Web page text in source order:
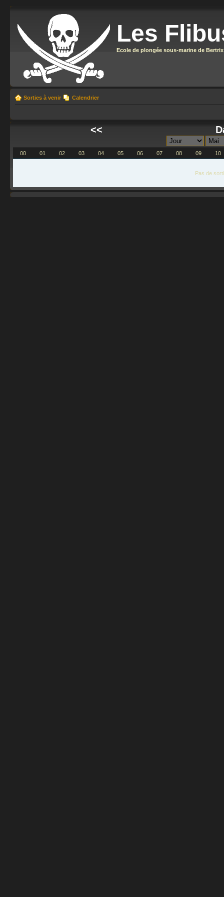
Les
Ecole de plongée sous-marine de Bertrix
Sorties à venir Calendrier
<<
00 01 02 03 04 05 06 07 08 09 10
Pas de